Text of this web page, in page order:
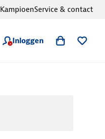
Inloggen
KampioenService & contact